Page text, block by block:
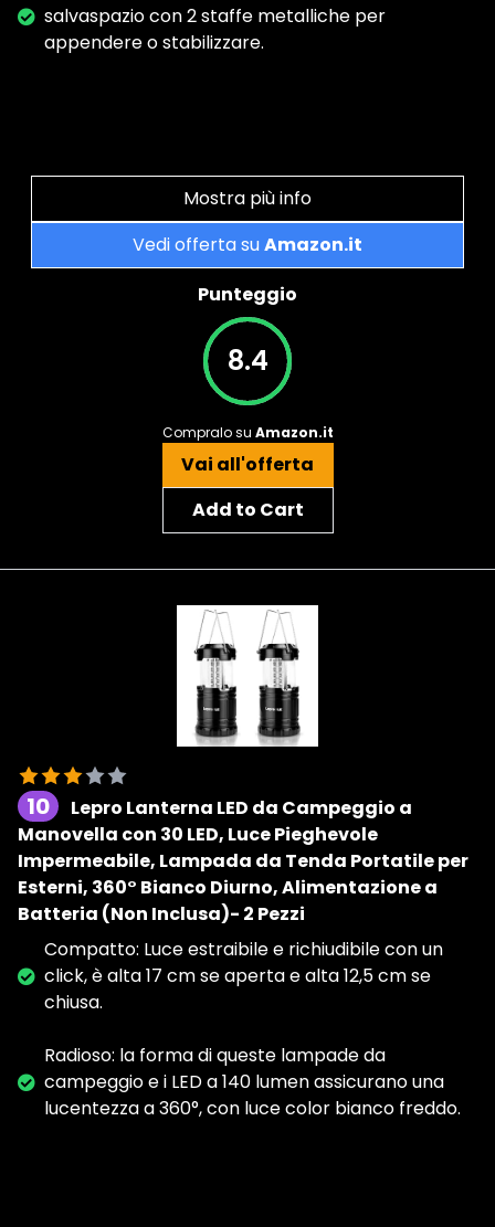
salvaspazio con 2 staffe metalliche per
appendere o stabilizzare.
Mostra più info
Vedi offerta suAmazon.it
Punteggio
8.4
Compralo su Amazon.it
Vai all'offerta
Add to Cart
10
Lepro Lanterna LED da Campeggio a
Manovella con 30 LED, Luce Pieghevole
Impermeabile, Lampada da Tenda Portatile per
Esterni, 360° Bianco Diurno, Alimentazione a
Batteria (Non Inclusa)- 2 Pezzi
Compatto: Luce estraibile e richiudibile con un
click, è alta 17 cm se aperta e alta 12,5 cm se
chiusa.
Radioso: la forma di queste lampade da
campeggio e i LED a 140 lumen assicurano una
lucentezza a 360°, con luce color bianco freddo.